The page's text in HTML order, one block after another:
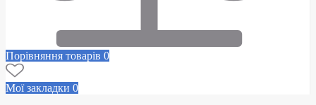
Порівняння товарів 0
Мої закладки 0